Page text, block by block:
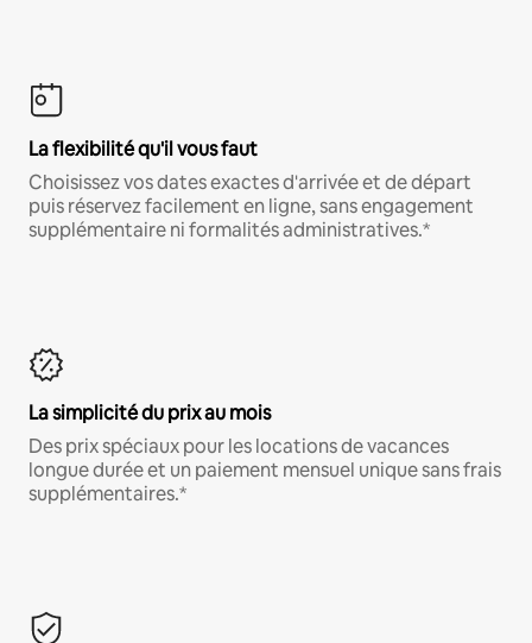
La flexibilité qu'il vous faut
Choisissez vos dates exactes d'arrivée et de départ
puis réservez facilement en ligne, sans engagement
supplémentaire ni formalités administratives.*
La simplicité du prix au mois
Des prix spéciaux pour les locations de vacances
longue durée et un paiement mensuel unique sans frais
supplémentaires.*